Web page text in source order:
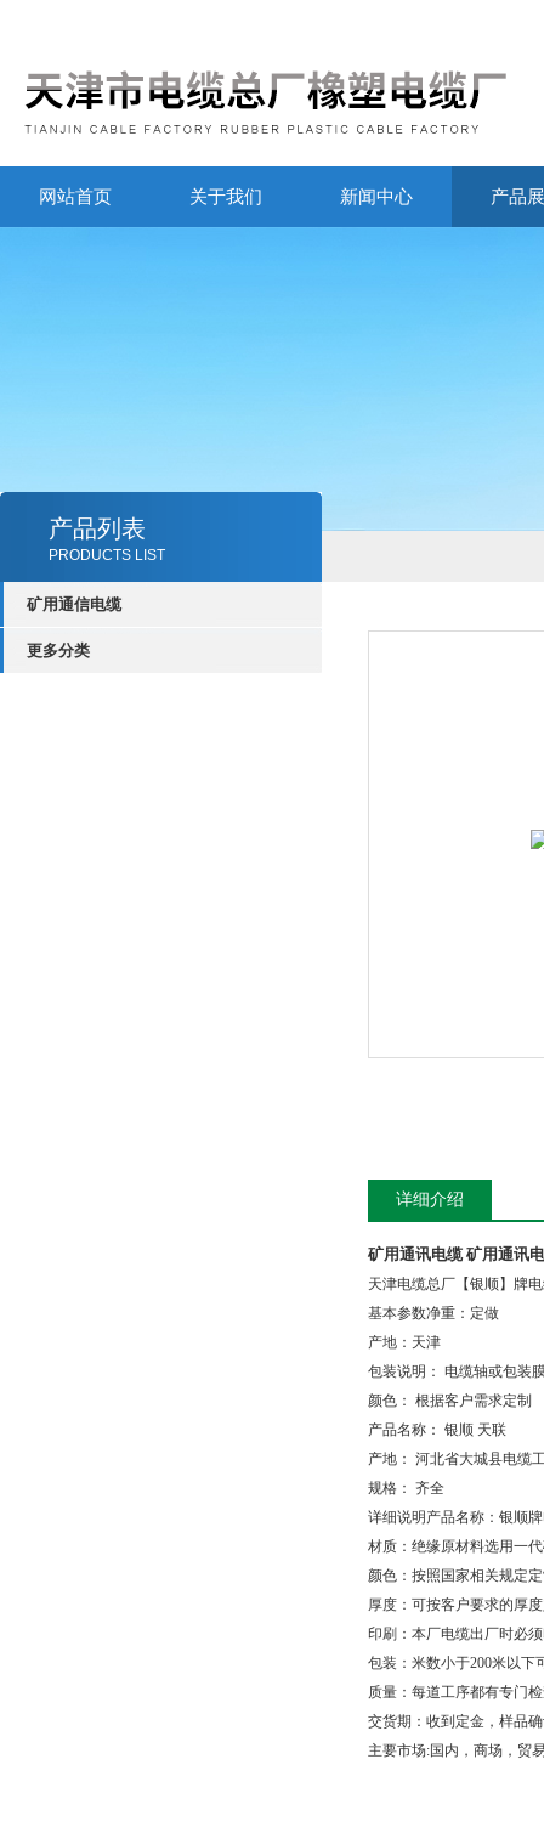
网站首页 关于我们 新闻中心 产品
产品列表
PRODUCTS LIST
矿用通信电缆
更多分类
详细介绍
矿用通讯电缆 矿用通讯
天津电缆总厂【银顺】牌
基本参数净重：定做
产地：天津
包装说明：
电缆轴或包装
颜色： 根据客户需求定制
产品名称： 银顺 天联
产地： 河北省大城县电缆
规格： 齐全
详细说明产品名称：银顺
材质：绝缘原材料选用一
颜色：按照国家相关规定
厚度：可按客户要求的厚
印刷：本厂电缆出厂时必
包装：米数小于200米以下
质量：每道工序都有专门
交货期：收到定金，样品
主要市场:国内，商场，贸